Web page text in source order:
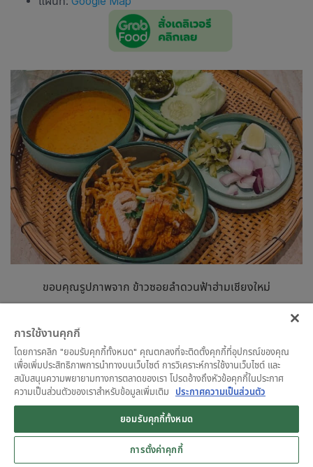
ขอบคุณรูปภาพจาก ข้าวซอยลำดวนฟ้าฮ่ามเชียงใหม่
14. ข้าวซอยลำดวนฟ้าฮ่าม
เชียงใหม่ สาขา บรรทัดทอง
ร้านอาหารเมืองเหนือ ที่เชี่ยวชาญเฉพาะเรื่องข้าวซอย เสิร์ฟข้าวซอย
สูตรเชียงใหม่แท้ที่มีรสชาติเข้มข้นและหอมกรุ่น น้ำแกงเคี่ยวจาก
กระดูกและเครื่องเทศหลากหลายชนิด ทำให้ได้รสชาติที่กลมกล่อม
และน่าประทับใจ เส้นมีเนื้อสัมผัสที่นุ่มและเหนียว เมนูเด็ดคือข้าวซอย
ไก่และข้าวซอยเนื้อที่มีรสชาติแบบดั้งเดิมของอาหารภาคเหนือ
การใช้งานคุกกี้
โดยการคลิก "ยอมรับคุกกี้ทั้งหมด" คุณตกลงที่จะติดตั้งคุกกี้ที่อุปกรณ์ของคุณ
เพื่อเพิ่มประสิทธิภาพการนำทางบนเว็บไซต์ การวิเคราะห์การใช้งานเว็บไซต์ และ
สนับสนุนความพยายามทางการตลาดของเรา โปรดอ้างถึงหัวข้อคุกกี้ในประกาศ
ความเป็นส่วนตัวของเราสำหรับข้อมูลเพิ่มเติม
ประกาศความเป็นส่วนตัว
ยอมรับคุกกี้ทั้งหมด
การตั้งค่าคุกกี้